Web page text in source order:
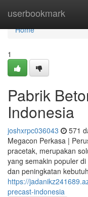
userbookmark
Home
Home
1
Pabrik
Indonesia
joshxrpc036043 571
Megacon Perkasa |
pracetak, merupakan
yang semakin populer
dan peningkatan
https://
precast-indonesia